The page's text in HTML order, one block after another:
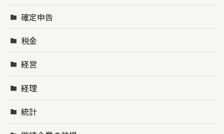
確定申告
税金
経営
経理
統計